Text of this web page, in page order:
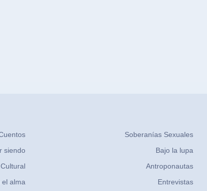
siendo
el alma
Soberanías Sexuales
Bajo la lupa
Antroponautas
Entrevistas